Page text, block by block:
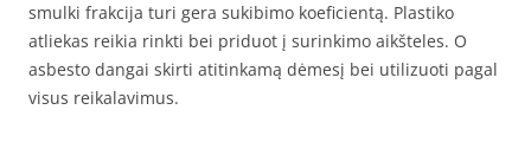
smulki frakcija turi gera sukibimo koeficientą. Plastiko
atliekas reikia rinkti bei priduot į surinkimo aikšteles. O
asbesto dangai skirti atitinkamą dėmesį bei utilizuoti pagal
visus reikalavimus.